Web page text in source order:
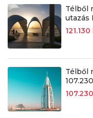
Télből
utazás
121.130
Télből